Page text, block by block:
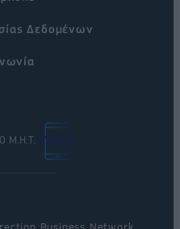
Δεδομένων
Μ.Η.Τ.